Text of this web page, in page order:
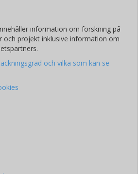
information om forskning på
och projekt inklusive information om
och vilka som kan se